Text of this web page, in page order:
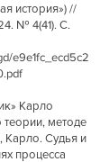
история») //
№ 4(41). С.
e9e1fc_ecd5c2
Карло
теории, методе
Карло. Судья и
процесса